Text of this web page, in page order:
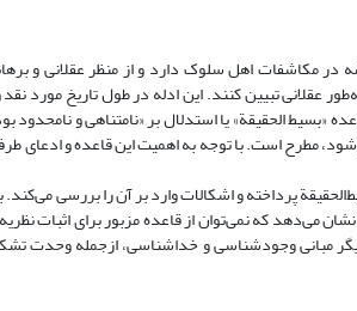
مکاشفات اهل سلوک دارد و از منظر عقلانی و
عقلانی تبیین کنند. این ادله در طول تاریخ مورد
«بسیط الحقیقة» یا استدلال بر «نامتناهی و نامحدود
مطرح است. با توجه به اهمیت این قاعده و ادعای
پرداخته و اشکالات وارد بر آن را بررسی
نشان می‌دهد که نمی‌توان از قاعده مزبور برای
مبانی وجودشناسی و خداشناسی، ازجمله وحدت